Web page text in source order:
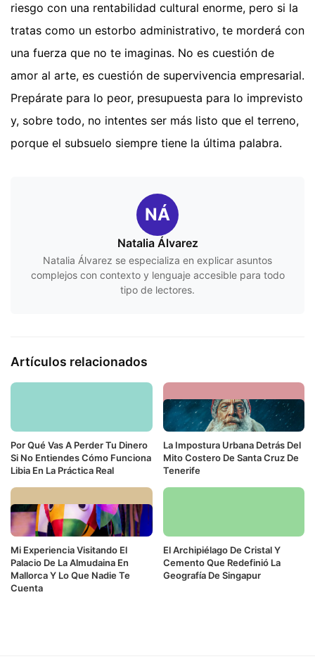
riesgo con una rentabilidad cultural enorme, pero si la
tratas como un estorbo administrativo, te morderá con
una fuerza que no te imaginas. No es cuestión de
amor al arte, es cuestión de supervivencia empresarial.
Prepárate para lo peor, presupuesta para lo imprevisto
y, sobre todo, no intentes ser más listo que el terreno,
porque el subsuelo siempre tiene la última palabra.
NÁ
Natalia Álvarez
Natalia Álvarez se especializa en explicar asuntos
complejos con contexto y lenguaje accesible para todo
tipo de lectores.
Artículos relacionados
Por Qué Vas A Perder Tu Dinero
Si No Entiendes Cómo Funciona
Libia En La Práctica Real
La Impostura Urbana Detrás Del
Mito Costero De Santa Cruz De
Tenerife
Mi Experiencia Visitando El
Palacio De La Almudaina En
Mallorca Y Lo Que Nadie Te
Cuenta
El Archipiélago De Cristal Y
Cemento Que Redefinió La
Geografía De Singapur